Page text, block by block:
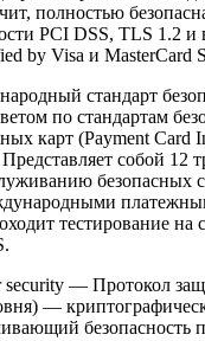
полностью
PCI DSS, TLS 1.2
by Visa и MasterCard
стандарт
по стандартам
карт (Payment Card
собой 12
безопасных
тестирование на
security — Протокол
—
безопасность